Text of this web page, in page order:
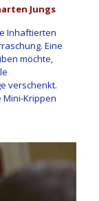
Jungs
Inhaftierten
Eine
möchte,
verschenkt.
Mini-Krippen